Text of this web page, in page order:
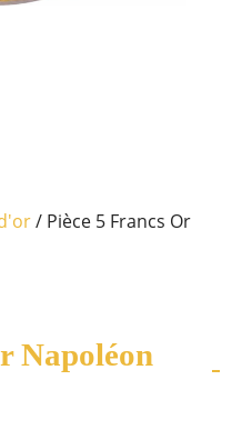
/ Pièce 5 Francs Or
Napoléon